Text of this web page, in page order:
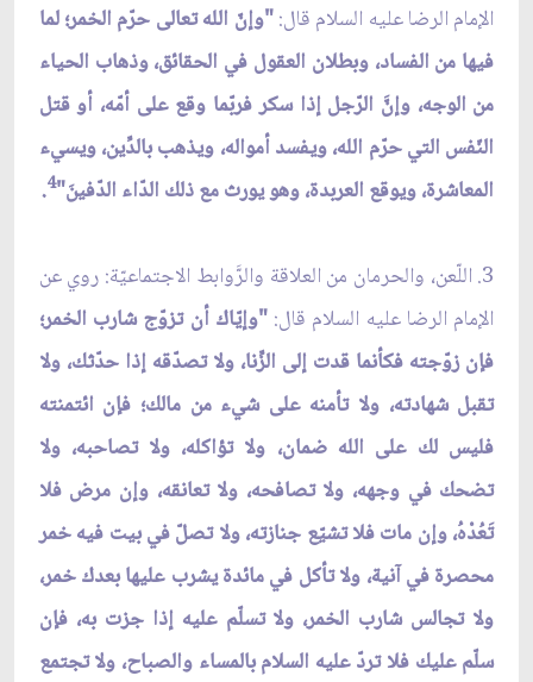
الإمام الرضا عليه السلام قال:"وإنّ الله تعالى حرّم الخمر؛ لما
فيها من الفساد، وبطلان العقول في الحقائق، وذهاب الحياء
من الوجه، وإنَّ الرّجل إذا سكر فربّما وقع على أمّه، أو قتل
النّفس التي حرّم الله، ويفسد أمواله، ويذهب بالدِّين، ويسي‏ء
المعاشرة، ويوقع العربدة، وهو يورث مع ذلك الدّاء الدّفينَ"4
.
3. اللّعن، والحرمان من العلاقة والرَّوابط الاجتماعيّة: روي عن
الإمام الرضا عليه السلام قال: "وإيّاك أن تزوّج شارب الخمر؛
فإن زوّجته فكأنما قدت إلى الزِّنا، ولا تصدّقه إذا حدّثك، ولا
تقبل شهادته، ولا تأمنه على شي‏ء من مالك؛ فإن ائتمنته
فليس لك على الله ضمان، ولا تؤاكله، ولا تصاحبه، ولا
تضحك في وجهه، ولا تصافحه، ولا تعانقه، وإن مرض فلا
تَعُدْهُ، وإن مات فلا تشيّع جنازته، ولا تصلّ في بيت فيه خمر
محصرة في آنية، ولا تأكل في مائدة يشرب عليها بعدك خمر،
ولا تجالس شارب الخمر، ولا تسلّم عليه إذا جزت به، فإن
سلّم عليك فلا تردّ عليه السلام بالمساء والصباح، ولا تجتمع